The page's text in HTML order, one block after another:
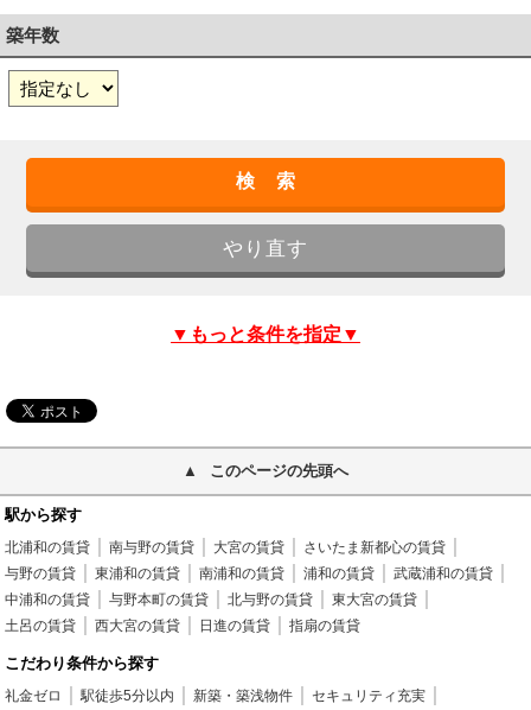
築年数
▼もっと条件を指定▼
このページの先頭へ
駅から探す
北浦和の賃貸 南与野の賃貸 大宮の賃貸
さいたま新都心の賃貸
与野の賃貸
東浦和の賃貸 南浦和の賃貸 浦和の賃貸
武蔵浦和の賃貸
中浦和の賃貸
与野本町の賃貸 北与野の賃貸
東大宮の賃貸
土呂の賃貸
西大宮の賃貸 日進の賃貸 指扇の賃貸
こだわり条件から探す
礼金ゼロ 駅徒歩5分以内 新築・築浅物件
セキュリティ充実